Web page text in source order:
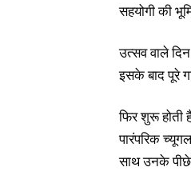
सहयोगी की
उत्सव वाले
इसके बाद पूरे
फिर शुरू होती
पारंपरिक
साथ उनके